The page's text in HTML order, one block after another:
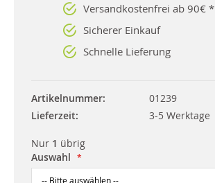
Versandkostenfrei ab 90€ *
Sicherer Einkauf
Schnelle Lieferung
Artikelnummer
01239
Lieferzeit
3-5 Werktage
Nur 1 übrig
Auswahl